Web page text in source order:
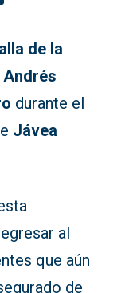
de la
Andrés
durante el
Jávea
al
que aún
de